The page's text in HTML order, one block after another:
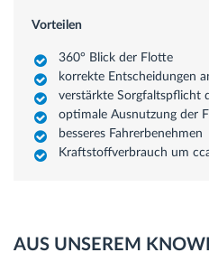
Vorteilen
360° Blick der Flotte
korrekte Entscheidungen
verstärkte Sorgfaltspflicht
optimale Ausnutzung der
besseres Fahrerbenehmen
Kraftstoffverbrauch um
AUS UNSEREM